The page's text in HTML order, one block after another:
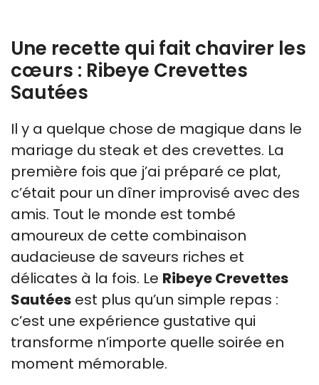
Une recette qui fait chavirer les
cœurs : Ribeye Crevettes
Sautées
Il y a quelque chose de magique dans le
mariage du steak et des crevettes. La
première fois que j’ai préparé ce plat,
c’était pour un dîner improvisé avec des
amis. Tout le monde est tombé
amoureux de cette combinaison
audacieuse de saveurs riches et
délicates à la fois. Le Ribeye Crevettes
Sautées est plus qu’un simple repas :
c’est une expérience gustative qui
transforme n’importe quelle soirée en
moment mémorable.